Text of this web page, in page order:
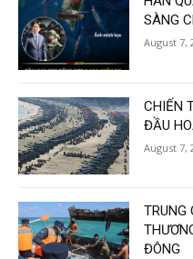
SÀNG
August 7,
CHIẾN
ĐẦU
August 7,
TRUNG
ĐÔNG